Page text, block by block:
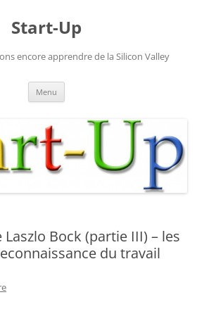
Start-Up
encore apprendre de la Silicon Valley
Menu
Laszlo Bock (partie III) – les
du travail